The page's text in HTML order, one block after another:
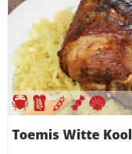
Toemis Witte Kool